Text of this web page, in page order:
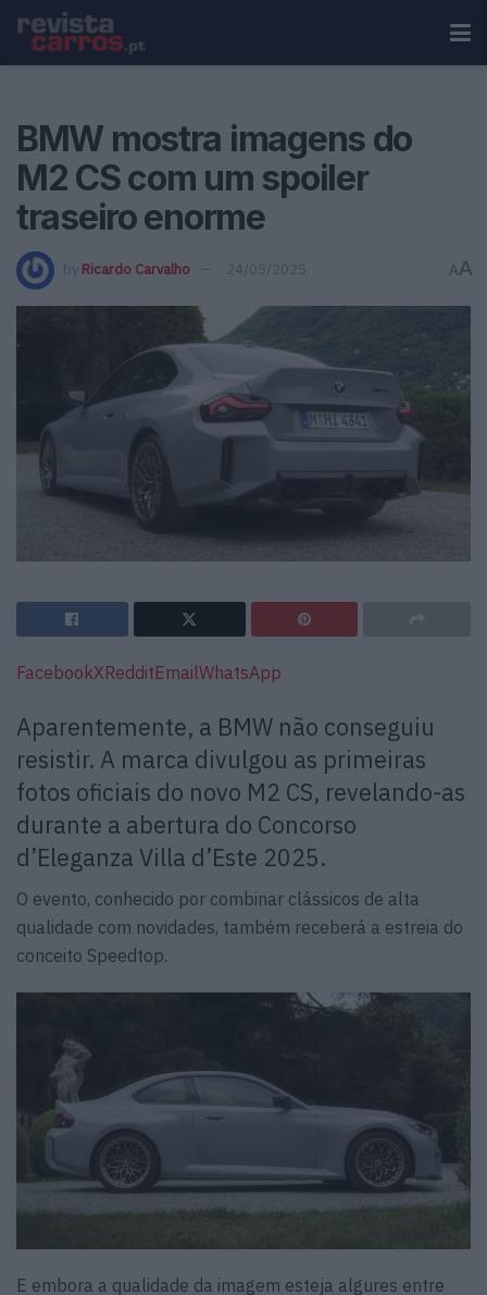
BMW mostra imagens do
M2 CS com um spoiler
traseiro enorme
by Ricardo Carvalho 24/05/2025 AA
FacebookXRedditEmailWhatsApp
Aparentemente, a BMW não conseguiu
resistir. A marca divulgou as primeiras
fotos oficiais do novo M2 CS, revelando-as
durante a abertura do Concorso
d’Eleganza Villa d’Este 2025.
O evento, conhecido por combinar clássicos de alta
qualidade com novidades, também receberá a estreia do
conceito Speedtop.
E embora a qualidade da imagem esteja algures entre